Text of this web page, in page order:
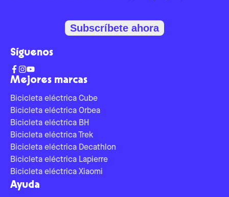
Mejores marcas
Bicicleta eléctrica Cube
Bicicleta eléctrica Orbea
Bicicleta eléctrica BH
Bicicleta eléctrica Trek
Bicicleta eléctrica Decathlon
Bicicleta eléctrica Lapierre
Bicicleta eléctrica Xiaomi
Ayuda
Subscríbete ahora
Síguenos